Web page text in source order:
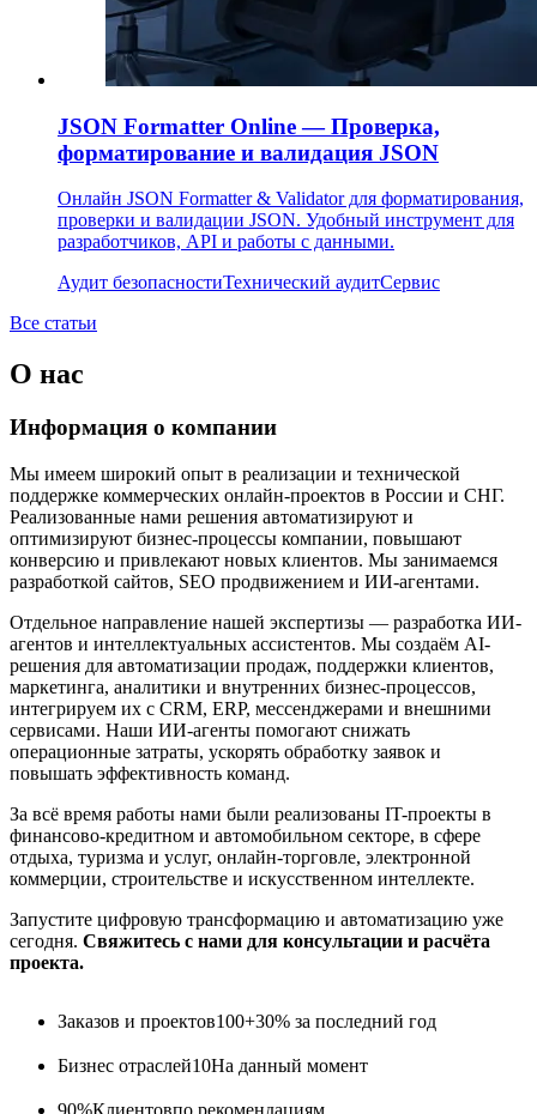
JSON Formatter Online — Проверка,
форматирование и валидация JSON
Онлайн JSON Formatter & Validator для форматирования,
проверки и валидации JSON. Удобный инструмент для
разработчиков, API и работы с данными.
Аудит безопасностиТехнический аудитСервис
Все статьи
О нас
Информация о компании
Мы имеем широкий опыт в реализации и технической
поддержке коммерческих онлайн-проектов в России и СНГ.
Реализованные нами решения автоматизируют и
оптимизируют бизнес-процессы компании, повышают
конверсию и привлекают новых клиентов. Мы занимаемся
разработкой сайтов, SEO продвижением и ИИ-агентами.
Отдельное направление нашей экспертизы — разработка ИИ-
агентов и интеллектуальных ассистентов. Мы создаём AI-
решения для автоматизации продаж, поддержки клиентов,
маркетинга, аналитики и внутренних бизнес-процессов,
интегрируем их с CRM, ERP, мессенджерами и внешними
сервисами. Наши ИИ-агенты помогают снижать
операционные затраты, ускорять обработку заявок и
повышать эффективность команд.
За всё время работы нами были реализованы IT-проекты в
финансово-кредитном и автомобильном секторе, в сфере
отдыха, туризма и услуг, онлайн-торговле, электронной
коммерции, строительстве и искусственном интеллекте.
Запустите цифровую трансформацию и автоматизацию уже
сегодня. Свяжитесь с нами для консультации и расчёта
проекта.
Заказов и проектов100+30% за последний год
Бизнес отраслей10На данный момент
90%Клиентовпо рекомендациям